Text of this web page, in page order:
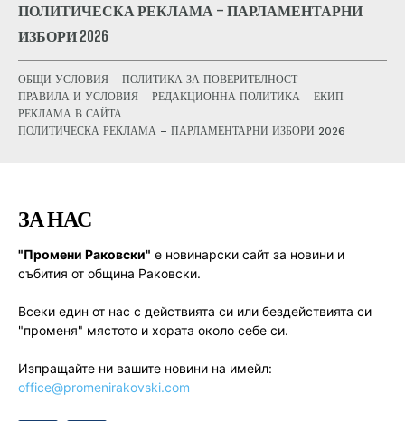
ПОЛИТИЧЕСКА РЕКЛАМА – ПАРЛАМЕНТАРНИ
ИЗБОРИ 2026
ОБЩИ УСЛОВИЯ
ПОЛИТИКА ЗА ПОВЕРИТЕЛНОСТ
ПРАВИЛА И УСЛОВИЯ
РЕДАКЦИОННА ПОЛИТИКА
ЕКИП
РЕКЛАМА В САЙТА
ПОЛИТИЧЕСКА РЕКЛАМА – ПАРЛАМЕНТАРНИ ИЗБОРИ 2026
ЗА НАС
"Промени Раковски" е новинарски сайт за новини и
събития от община Раковски.
Всеки един от нас с действията си или бездействията си
"променя" мястото и хората около себе си.
Изпращайте ни вашите новини на имейл:
office@promenirakovski.com